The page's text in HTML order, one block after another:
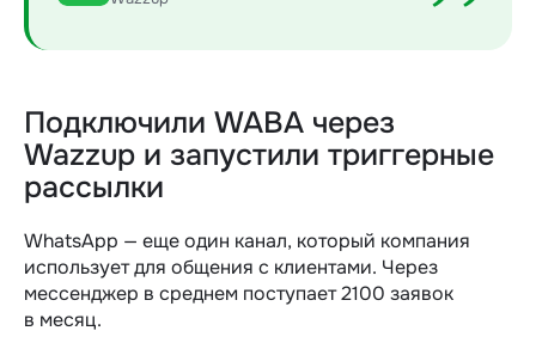
Подключили WABA через
Wazzup и запустили триггерные
рассылки
WhatsApp — еще один канал, который компания
использует для общения с клиентами. Через
мессенджер в среднем поступает 2100 заявок
в месяц.